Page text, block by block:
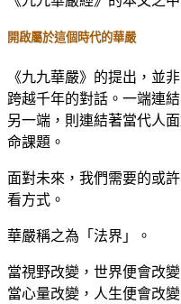
開啟屬於這個時代的華嚴
《九九華嚴》的提出，並
跨越千年的對話。一端連
另一端，則連結著當代人
命課題。
面對未來，我們需要的或
看方式。
華嚴稱之為「法界」。
當視野改變，世界便會改變
當心量改變，人生便會改變